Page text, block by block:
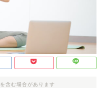
含む場合があります